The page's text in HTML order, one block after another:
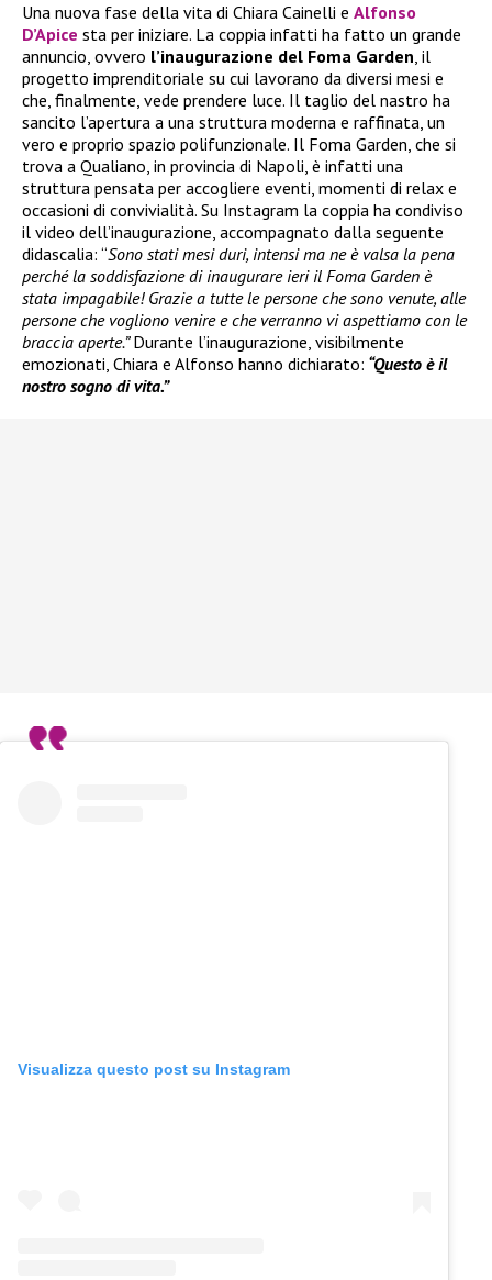
Una nuova fase della vita di Chiara Cainelli e Alfonso
D’Apice sta per iniziare. La coppia infatti ha fatto un grande
annuncio, ovvero l’inaugurazione del Foma Garden, il
progetto imprenditoriale su cui lavorano da diversi mesi e
che, finalmente, vede prendere luce. Il taglio del nastro ha
sancito l’apertura a una struttura moderna e raffinata, un
vero e proprio spazio polifunzionale. Il Foma Garden, che si
trova a Qualiano, in provincia di Napoli, è infatti una
struttura pensata per accogliere eventi, momenti di relax e
occasioni di convivialità. Su Instagram la coppia ha condiviso
il video dell’inaugurazione, accompagnato dalla seguente
didascalia: “Sono stati mesi duri, intensi ma ne è valsa la pena
perché la soddisfazione di inaugurare ieri il Foma Garden è
stata impagabile! Grazie a tutte le persone che sono venute, alle
persone che vogliono venire e che verranno vi aspettiamo con le
braccia aperte.”Durante l’inaugurazione, visibilmente
emozionati, Chiara e Alfonso hanno dichiarato: “Questo è il
nostro sogno di vita.”
Visualizza questo post su Instagram